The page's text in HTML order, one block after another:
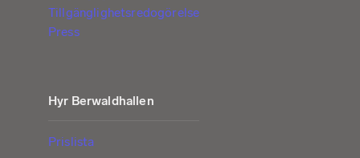
Tillgänglighetsredogörelse
Press
Hyr Berwaldhallen
Prislista